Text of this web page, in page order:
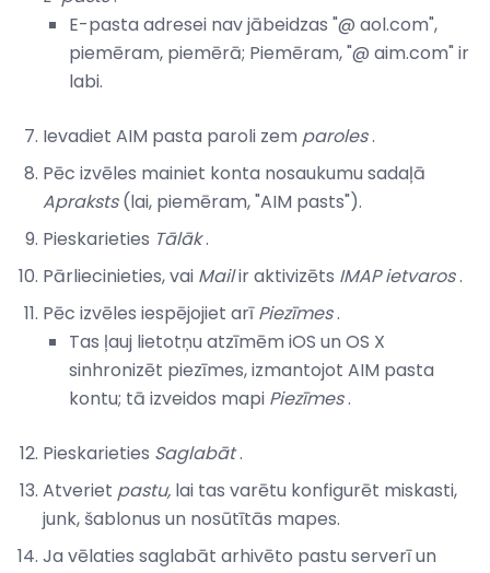
E-pasta adresei nav jābeidzas "@ aol.com",
piemēram, piemērā; Piemēram, "@ aim.com" ir
labi.
Ievadiet AIM pasta paroli zem paroles.
Pēc izvēles mainiet konta nosaukumu sadaļā
Apraksts(lai, piemēram, "AIM pasts").
Pieskarieties Tālāk.
Pārliecinieties, vai Mailir aktivizēts IMAP ietvaros.
Pēc izvēles iespējojiet arīPiezīmes.
Tas ļauj lietotņu atzīmēm iOS un OS X
sinhronizēt piezīmes, izmantojot AIM pasta
kontu; tā izveidos mapi Piezīmes.
Pieskarieties Saglabāt.
Atveriet pastu, lai tas varētu konfigurēt miskasti,
junk, šablonus un nosūtītās mapes.
Ja vēlaties saglabāt arhivēto pastu serverī un